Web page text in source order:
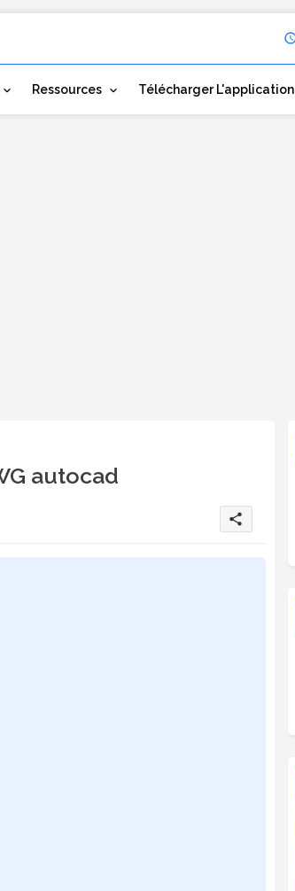
Ressources Télécharger L'application
autocad
share